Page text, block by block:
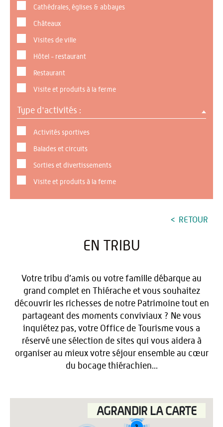
Cathédrales, églises & abbayes
Châteaux
Visites de ville
Hôtel - restaurant
Restaurant
Visite et produits à la ferme
Type d'activités :
Activités sportives
Balades et circuits
Sorties et divertissements
Visite et produits à la ferme
RETOUR
EN TRIBU
Votre tribu d’amis ou votre famille débarque au
grand complet en Thiérache et vous souhaitez
découvrir les richesses de notre Patrimoine tout en
partageant des moments conviviaux ? Ne vous
inquiétez pas, votre Office de Tourisme vous a
réservé une sélection de sites qui vous aidera à
organiser au mieux votre séjour ensemble au cœur
du bocage thiérachien...
AGRANDIR LA CARTE